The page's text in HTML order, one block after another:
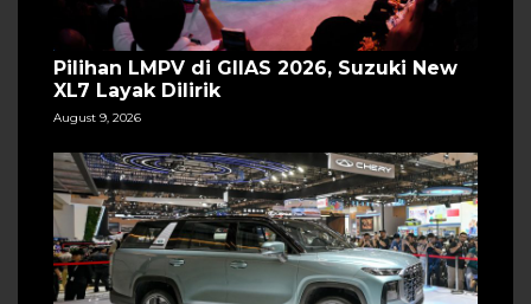
Pilihan LMPV di GIIAS 2026, Suzuki New
XL7 Layak Dilirik
August 9, 2026